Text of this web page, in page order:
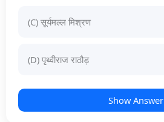
(C) सूर्यमल्ल मिश्रण
(D) पृथ्वीराज राठौड़
Show Answer